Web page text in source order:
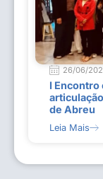
26/06/
I
de Abreu
Leia Mais